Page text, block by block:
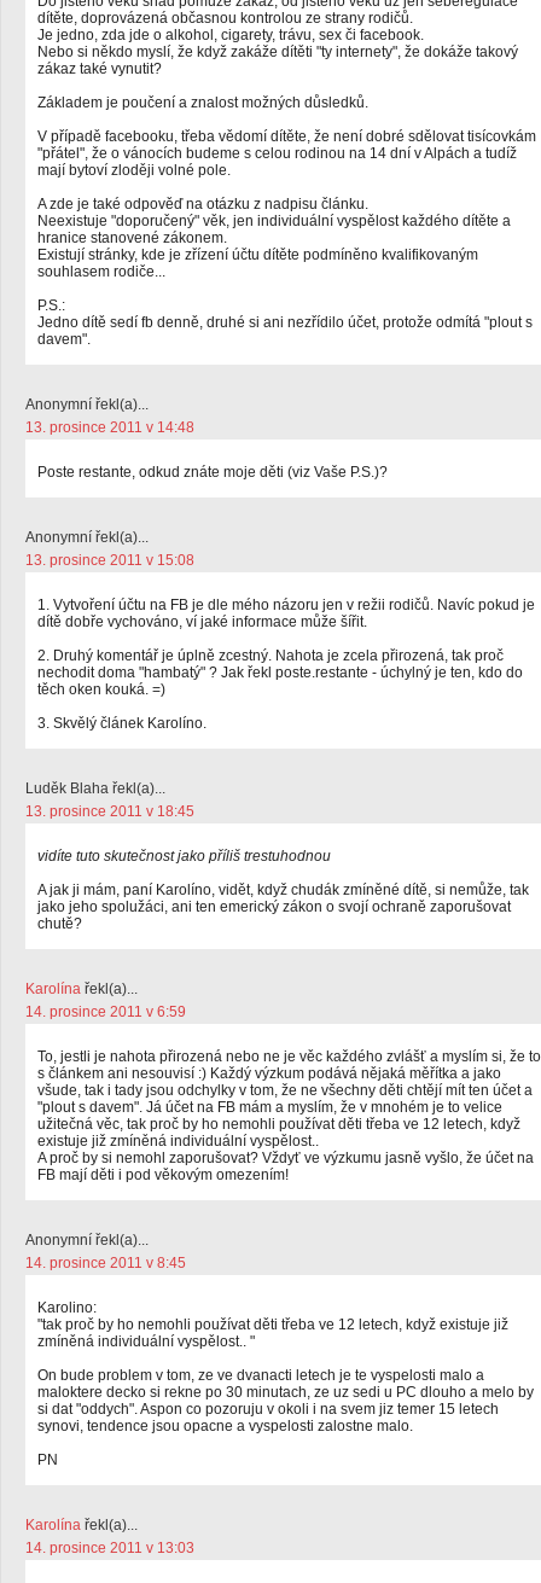
dítěte, doprovázená občasnou kontrolou ze strany rodičů.
Je jedno, zda jde o alkohol, cigarety, trávu, sex či facebook.
Nebo si někdo myslí, že když zakáže dítěti "ty internety", že dokáže takový
zákaz také vynutit?
Základem je poučení a znalost možných důsledků.
V případě facebooku, třeba vědomí dítěte, že není dobré sdělovat tisícovkám
"přátel", že o vánocích budeme s celou rodinou na 14 dní v Alpách a tudíž
mají bytoví zloději volné pole.
A zde je také odpověď na otázku z nadpisu článku.
Neexistuje "doporučený" věk, jen individuální vyspělost každého dítěte a
hranice stanovené zákonem.
Existují stránky, kde je zřízení účtu dítěte podmíněno kvalifikovaným
souhlasem rodiče...
P.S.:
Jedno dítě sedí fb denně, druhé si ani nezřídilo účet, protože odmítá "plout s
davem".
Anonymní řekl(a)...
13. prosince 2011 v 14:48
Poste restante, odkud znáte moje děti (viz Vaše P.S.)?
Anonymní řekl(a)...
13. prosince 2011 v 15:08
1. Vytvoření účtu na FB je dle mého názoru jen v režii rodičů. Navíc pokud je
dítě dobře vychováno, ví jaké informace může šířit.
2. Druhý komentář je úplně zcestný. Nahota je zcela přirozená, tak proč
nechodit doma "hambatý" ? Jak řekl poste.restante - úchylný je ten, kdo do
těch oken kouká. =)
3. Skvělý článek Karolíno.
Luděk Blaha řekl(a)...
13. prosince 2011 v 18:45
vidíte tuto skutečnost jako příliš trestuhodnou
A jak ji mám, paní Karolíno, vidět, když chudák zmíněné dítě, si nemůže, tak
jako jeho spolužáci, ani ten emerický zákon o svojí ochraně zaporušovat
chutě?
Karolína řekl(a)...
14. prosince 2011 v 6:59
To, jestli je nahota přirozená nebo ne je věc každého zvlášť a myslím si, že to
s článkem ani nesouvisí :) Každý výzkum podává nějaká měřítka a jako
všude, tak i tady jsou odchylky v tom, že ne všechny děti chtějí mít ten účet a
"plout s davem". Já účet na FB mám a myslím, že v mnohém je to velice
užitečná věc, tak proč by ho nemohli používat děti třeba ve 12 letech, když
existuje již zmíněná individuální vyspělost..
A proč by si nemohl zaporušovat? Vždyť ve výzkumu jasně vyšlo, že účet na
FB mají děti i pod věkovým omezením!
Anonymní řekl(a)...
14. prosince 2011 v 8:45
Karolino:
"tak proč by ho nemohli používat děti třeba ve 12 letech, když existuje již
zmíněná individuální vyspělost.. "
On bude problem v tom, ze ve dvanacti letech je te vyspelosti malo a
maloktere decko si rekne po 30 minutach, ze uz sedi u PC dlouho a melo by
si dat "oddych". Aspon co pozoruju v okoli i na svem jiz temer 15 letech
synovi, tendence jsou opacne a vyspelosti zalostne malo.
PN
Karolína řekl(a)...
14. prosince 2011 v 13:03